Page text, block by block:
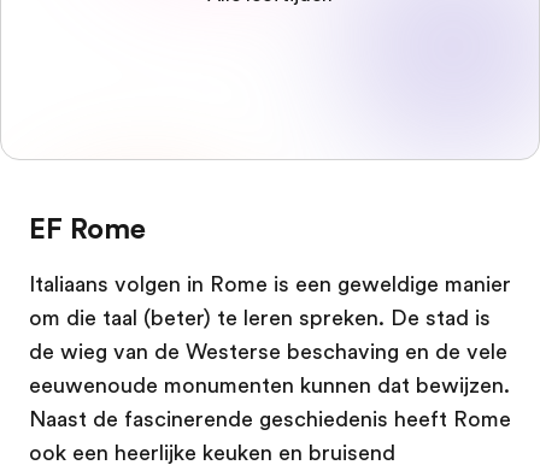
EF Rome
Italiaans volgen in Rome is een geweldige manier
om die taal (beter) te leren spreken. De stad is
de wieg van de Westerse beschaving en de vele
eeuwenoude monumenten kunnen dat bewijzen.
Naast de fascinerende geschiedenis heeft Rome
ook een heerlijke keuken en bruisend